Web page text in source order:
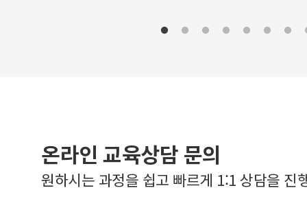
온라인 교육상담 문의
원하시는 과정을 쉽고 빠르게 1:1 상담을 진